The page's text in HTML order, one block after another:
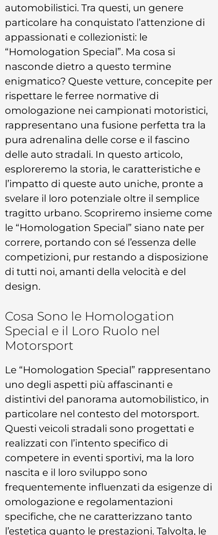
automobilistici. Tra questi, un genere
particolare ha conquistato l’attenzione di
appassionati e collezionisti: le
“Homologation Special”. Ma cosa si
nasconde dietro a questo termine
enigmatico? Queste vetture, concepite per
rispettare le ferree normative di
omologazione nei campionati motoristici,
rappresentano una fusione perfetta tra la
pura adrenalina delle corse e il fascino
delle auto stradali. In questo articolo,
esploreremo la storia, le caratteristiche e
l’impatto di queste auto uniche, pronte a
svelare il loro potenziale oltre il semplice
tragitto urbano. Scopriremo insieme come
le “Homologation Special” siano nate per
correre, portando con sé l’essenza delle
competizioni, pur restando a disposizione
di tutti noi, amanti della velocità e del
design.
Cosa Sono le Homologation
Special e il Loro Ruolo nel
Motorsport
Le “Homologation Special” rappresentano
uno degli aspetti più affascinanti e
distintivi del panorama automobilistico, in
particolare nel contesto del motorsport.
Questi veicoli stradali sono progettati e
realizzati con l’intento specifico di
competere in eventi sportivi, ma la loro
nascita e il loro sviluppo sono
frequentemente influenzati da esigenze di
omologazione e regolamentazioni
specifiche, che ne caratterizzano tanto
l’estetica quanto le prestazioni. Talvolta, le